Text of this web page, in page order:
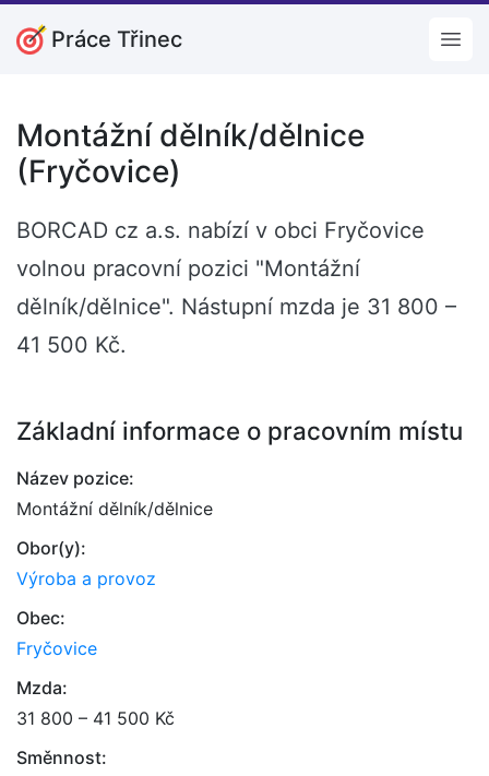
Práce Třinec
Montážní dělník/dělnice
(Fryčovice)
BORCAD cz a.s. nabízí v obci Fryčovice
volnou pracovní pozici "Montážní
dělník/dělnice". Nástupní mzda je 31 800 –
41 500 Kč.
Základní informace o pracovním místu
Název pozice:
Montážní dělník/dělnice
Obor(y):
Výroba a provoz
Obec:
Fryčovice
Mzda:
31 800 – 41 500 Kč
Směnnost: